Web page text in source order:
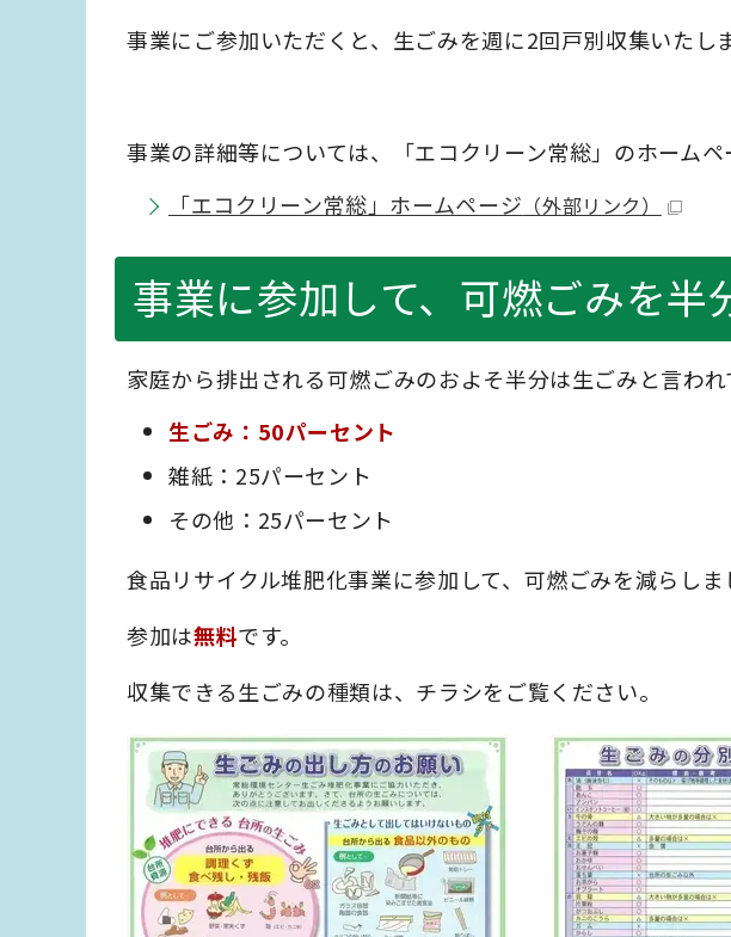
事業にご参加いただくと、生ごみを週に2回戸別収集いたしま
事業の詳細等については、「エコクリーン常総」のホームペ
「エコクリーン常総」ホームページ （外部リンク）
事業に参加して、可燃ごみを半
家庭から排出される可燃ごみのおよそ半分は生ごみと言われ
生ごみ：50パーセント
雑紙：25パーセント
その他：25パーセント
食品リサイクル堆肥化事業に参加して、可燃ごみを減らしま
参加は無料です。
収集できる生ごみの種類は、チラシをご覧ください。